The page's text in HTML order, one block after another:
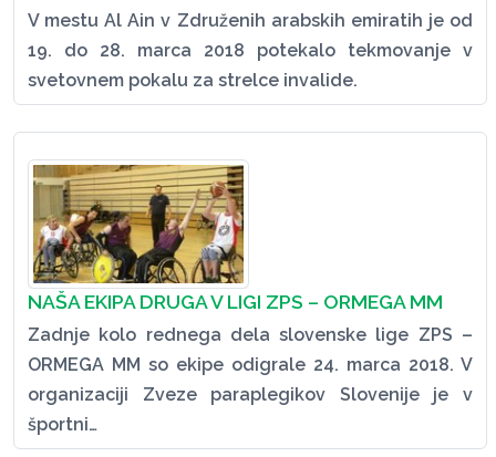
V mestu Al Ain v Združenih arabskih emiratih je od
19. do 28. marca 2018 potekalo tekmovanje v
svetovnem pokalu za strelce invalide.
NAŠA EKIPA DRUGA V LIGI ZPS – ORMEGA MM
Zadnje kolo rednega dela slovenske lige ZPS –
ORMEGA MM so ekipe odigrale 24. marca 2018. V
organizaciji Zveze paraplegikov Slovenije je v
športni…